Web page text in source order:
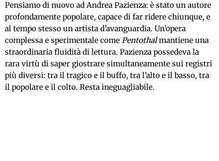
Pensiamo di nuovo ad Andrea Pazienza: è stato un autore
profondamente popolare, capace di far ridere chiunque, e
al tempo stesso un artista d’avanguardia. Un’opera
complessa e sperimentale come Pentothalmantiene una
straordinaria fluidità di lettura. Pazienza possedeva la
rara virtù di saper giostrare simultaneamente sui registri
più diversi: tra il tragico e il buffo, tra l’alto e il basso, tra
il popolare e il colto. Resta ineguagliabile.